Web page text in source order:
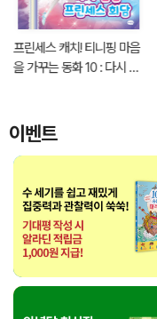
프린세스 캐치! 티니핑 마음
을 가꾸는 동화 10 : 다시 열
이벤트